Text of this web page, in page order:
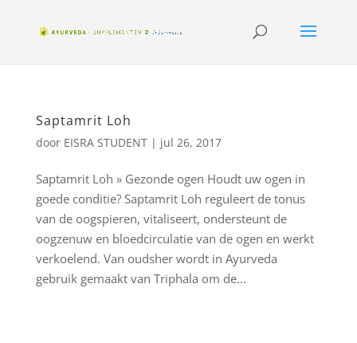
Saptamrit Loh
door EISRA STUDENT| jul 26, 2017
Saptamrit Loh » Gezonde ogen Houdt uw ogen in
goede conditie? Saptamrit Loh reguleert de tonus
van de oogspieren, vitaliseert, ondersteunt de
oogzenuw en bloedcirculatie van de ogen en werkt
verkoelend. Van oudsher wordt in Ayurveda
gebruik gemaakt van Triphala om de...